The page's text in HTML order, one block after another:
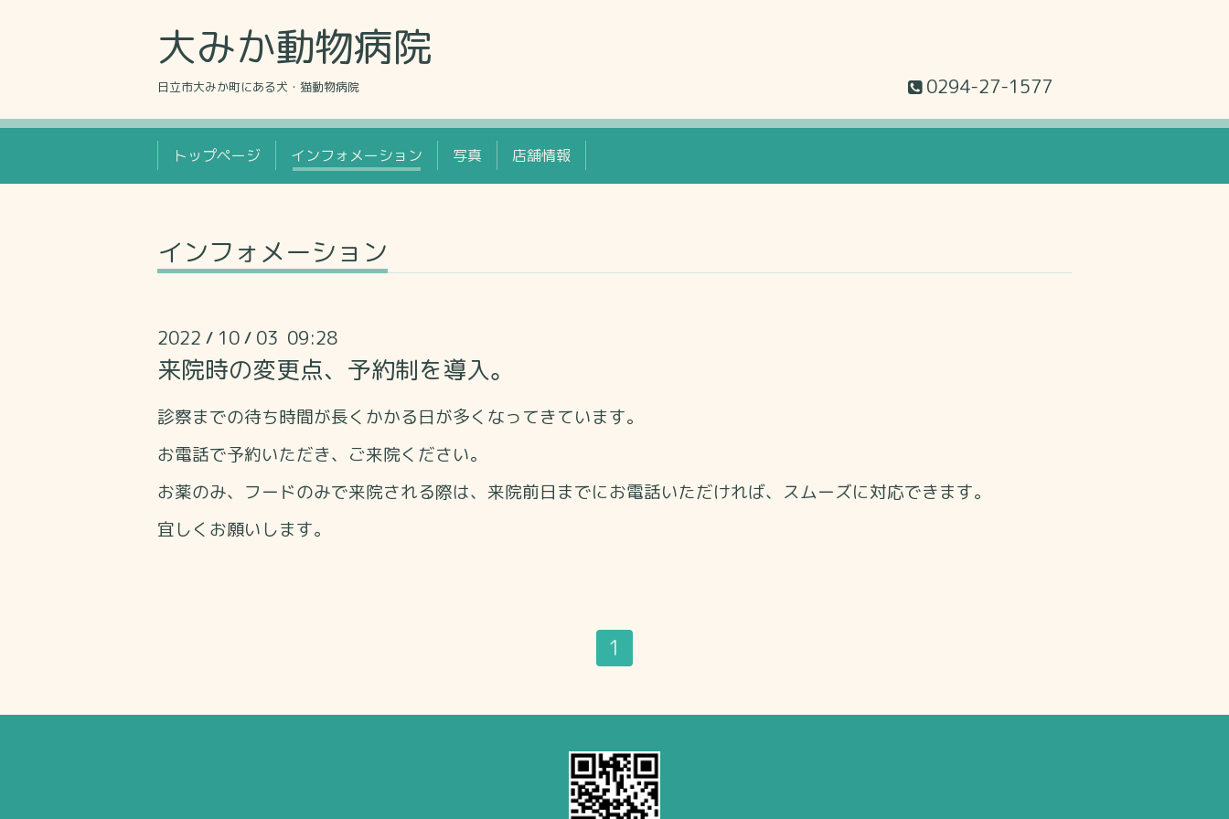
大みか動物病院
日立市大みか町にある犬・猫動物病院 0294-27-1577
トップページ インフォメーション 写真 店舗情報
インフォメーション
2022 / 10 / 03 09:28
来院時の変更点、予約制を導入。
診察までの待ち時間が長くかかる日が多くなってきています。
お電話で予約いただき、ご来院ください。
お薬のみ、フードのみで来院される際は、来院前日までにお電話いただければ、スムーズに対応できます。
宜しくお願いします。
1